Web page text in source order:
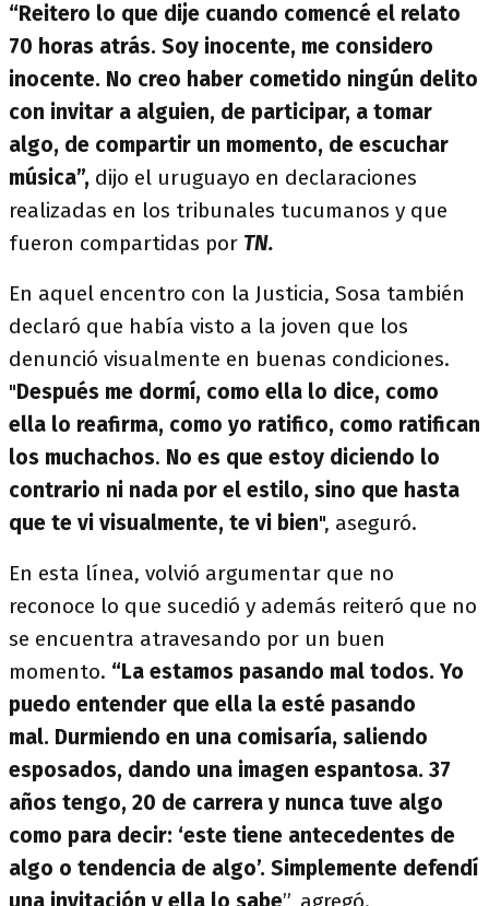
“Reitero lo que dije cuando comencé el relato
70 horas atrás. Soy inocente, me considero
inocente. No creo haber cometido ningún delito
con invitar a alguien, de participar, a tomar
algo, de compartir un momento, de escuchar
música”, dijo el uruguayo en declaraciones
realizadas en los tribunales tucumanos y que
fueron compartidas por TN.
En aquel encentro con la Justicia, Sosa también
declaró que había visto a la joven que los
denunció visualmente en buenas condiciones.
"Después me dormí, como ella lo dice, como
ella lo reafirma, como yo ratifico, como ratifican
los muchachos. No es que estoy diciendo lo
contrario ni nada por el estilo, sino que hasta
que te vi visualmente, te vi bien", aseguró.
En esta línea, volvió argumentar que no
reconoce lo que sucedió y además reiteró que no
se encuentra atravesando por un buen
momento. “La estamos pasando mal todos. Yo
puedo entender que ella la esté pasando
mal. Durmiendo en una comisaría, saliendo
esposados, dando una imagen espantosa. 37
años tengo, 20 de carrera y nunca tuve algo
como para decir: ‘este tiene antecedentes de
algo o tendencia de algo’. Simplemente defendí